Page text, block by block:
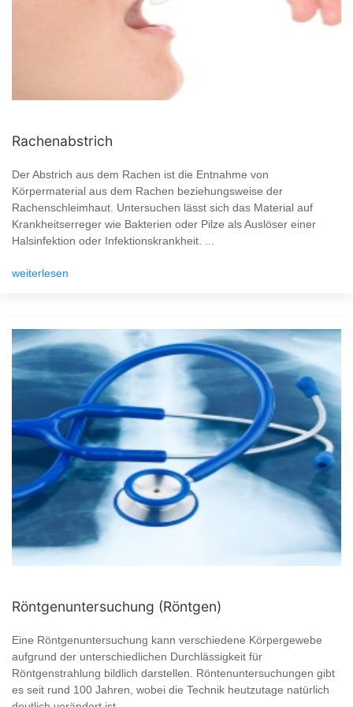
Rachenabstrich
Der Abstrich aus dem Rachen ist die Entnahme von
Körpermaterial aus dem Rachen beziehungsweise der
Rachenschleimhaut. Untersuchen lässt sich das Material auf
Krankheitserreger wie Bakterien oder Pilze als Auslöser einer
Halsinfektion oder Infektionskrankheit. ...
weiterlesen
Röntgenuntersuchung (Röntgen)
Eine Röntgenuntersuchung kann verschiedene Körpergewebe
aufgrund der unterschiedlichen Durchlässigkeit für
Röntgenstrahlung bildlich darstellen. Röntenuntersuchungen gibt
es seit rund 100 Jahren, wobei die Technik heutzutage natürlich